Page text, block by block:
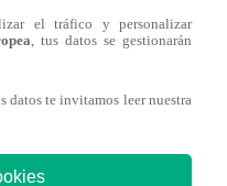
puede
el tráfico y personalizar
, tus datos se gestionarán
datos te invitamos leer nuestra